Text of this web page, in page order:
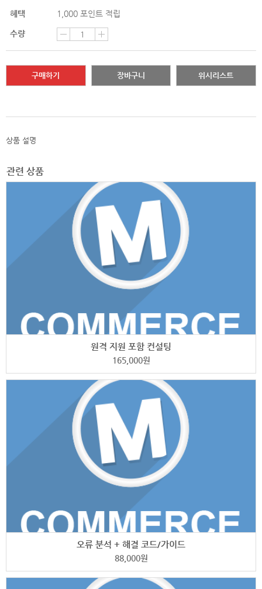
혜택 1,000 포인트 적립
수량
구매하기 장바구니 위시리스트
상품 설명
관련 상품
원격 지원 포함 컨설팅
165,000원
오류 분석 + 해결 코드/가이드
88,000원